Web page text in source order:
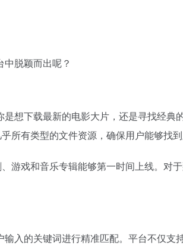
脱颖而出呢？
想下载最新的电影大片，还是寻找经
有类型的文件资源，确保用户能够找到
游戏和音乐专辑能够第一时间上线。对
入的关键词进行精准匹配。平台不仅